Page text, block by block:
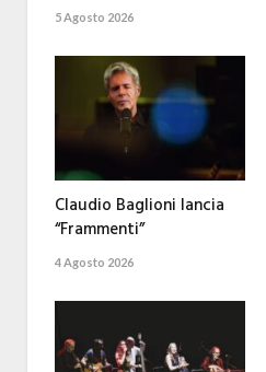
5 Agosto 2026
Claudio Baglioni lancia
“Frammenti”
4 Agosto 2026